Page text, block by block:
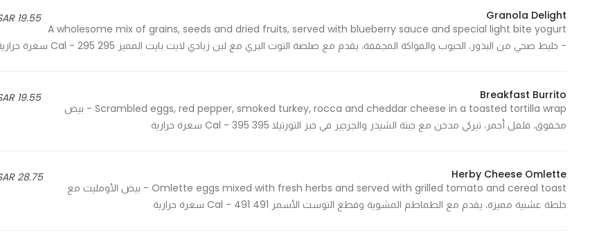
19.55 SAR
Granola Delight
A wholesome mix of grains, seeds and dried fruits, served with blueberry sauce and special light bite yogurt
- خليط صحي من البذور، الحبوب والفواكة المجففة، يقدم مع صلصة التوت البري مع لبن زبادي لايت بايت المميز 295 Cal - 295 سعرة حرارية
19.55 SAR
Breakfast Burrito
Scrambled eggs, red pepper, smoked turkey, rocca and cheddar cheese in a toasted tortilla wrap - بيض
مخفوق، فلفل أحمر، تيركي مدخن مع جبنة الشيدر والجرجير في خبز التورتيلا 395 Cal - 395 سعرة حرارية
28.75 SAR
Herby Cheese Omlette
Omlette eggs mixed with fresh herbs and served with grilled tomato and cereal toast - بيض الأومليت مع
خلطة عشبية مميزة، يقدم مع الطماطم المشوية وقطع التوست الأسمر 491 Cal - 491 سعرة حرارية
cookies
are not
optional.
website to
Statistics
In order for